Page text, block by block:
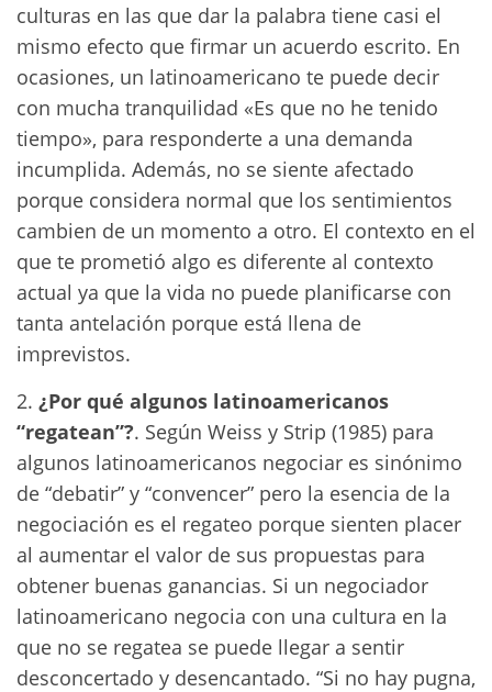
culturas en las que dar la palabra tiene casi el
mismo efecto que firmar un acuerdo escrito. En
ocasiones, un latinoamericano te puede decir
con mucha tranquilidad «Es que no he tenido
tiempo», para responderte a una demanda
incumplida. Además, no se siente afectado
porque considera normal que los sentimientos
cambien de un momento a otro. El contexto en el
que te prometió algo es diferente al contexto
actual ya que la vida no puede planificarse con
tanta antelación porque está llena de
imprevistos.
2. ¿Por qué algunos latinoamericanos
“regatean”?. Según Weiss y Strip (1985) para
algunos latinoamericanos negociar es sinónimo
de “debatir” y “convencer” pero la esencia de la
negociación es el regateo porque sienten placer
al aumentar el valor de sus propuestas para
obtener buenas ganancias. Si un negociador
latinoamericano negocia con una cultura en la
que no se regatea se puede llegar a sentir
desconcertado y desencantado. “Si no hay pugna,